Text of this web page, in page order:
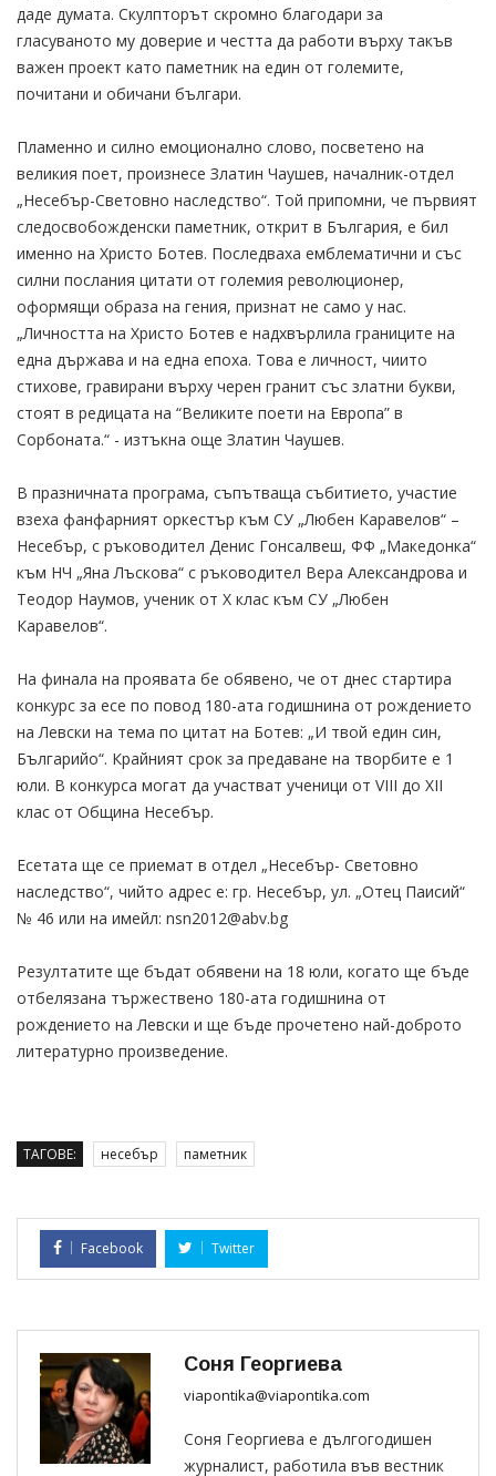
даде думата. Скулпторът скромно благодари за
гласуваното му доверие и честта да работи върху такъв
важен проект като паметник на един от големите,
почитани и обичани българи.
Пламенно и силно емоционално слово, посветено на
великия поет, произнесе Златин Чаушев, началник-отдел
„Несебър-Световно наследство“. Той припомни, че първият
следосвобожденски паметник, открит в България, е бил
именно на Христо Ботев. Последваха емблематични и със
силни послания цитати от големия революционер,
оформящи образа на гения, признат не само у нас.
„Личността на Христо Ботев е надхвърлила границите на
една държава и на една епоха. Това е личност, чиито
стихове, гравирани върху черен гранит със златни букви,
стоят в редицата на “Великите поети на Европа” в
Сорбоната.“ - изтъкна още Златин Чаушев.
В празничната програма, съпътваща събитието, участие
взеха фанфарният оркестър към СУ „Любен Каравелов“ –
Несебър, с ръководител Денис Гонсалвеш, ФФ „Македонка“
към НЧ „Яна Лъскова“ с ръководител Вера Александрова и
Теодор Наумов, ученик от X клас към СУ „Любен
Каравелов“.
На финала на проявата бе обявено, че от днес стартира
конкурс за есе по повод 180-ата годишнина от рождението
на Левски на тема по цитат на Ботев: „И твой един син,
Българийо“. Крайният срок за предаване на творбите е 1
юли. В конкурса могат да участват ученици от VIII до XII
клас от Община Несебър.
Есетата ще се приемат в отдел „Несебър- Световно
наследство“, чийто адрес е: гр. Несебър, ул. „Отец Паисий“
№ 46 или на имейл: nsn2012@abv.bg
Резултатите ще бъдат обявени на 18 юли, когато ще бъде
отбелязана тържествено 180-ата годишнина от
рождението на Левски и ще бъде прочетено най-доброто
литературно произведение.
ТАГОВЕ: несебър паметник
Facebook Twitter
Соня Георгиева
viapontika@viapontika.com
Соня Георгиева е дългогодишен
журналист, работила във вестник